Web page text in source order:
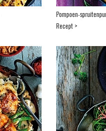
Pompoen-
Recept >